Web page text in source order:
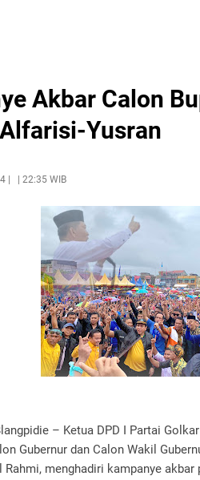
Akbar Calon
Yusran
22:35 WIB
– Ketua DPD I Partai
Gubernur dan Calon Wakil
Rahmi, menghadiri kampanye